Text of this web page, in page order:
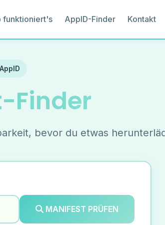
funktioniert's AppID-Finder Kontakt
Finder
bevor du etwas
MANIFEST PRÜFEN